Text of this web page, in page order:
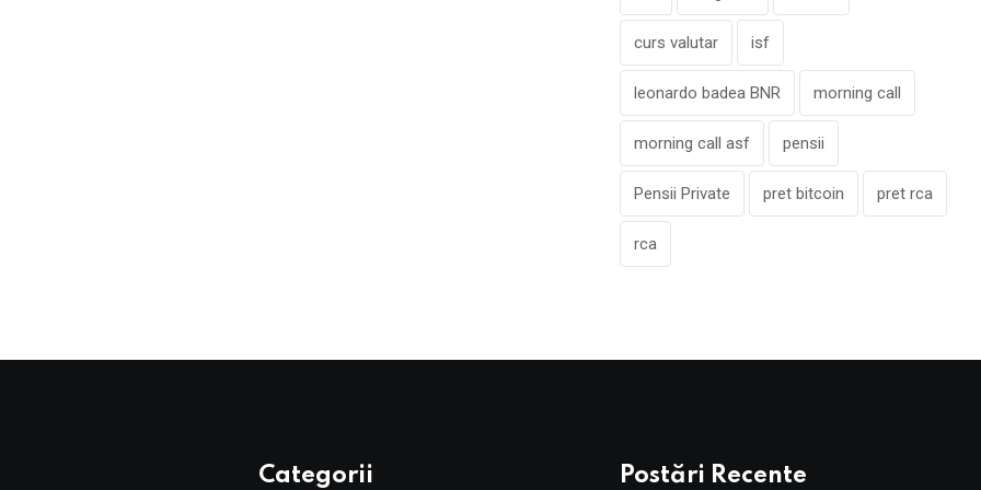
curs valutar isf
leonardo badea BNR morning call
morning call asf pensii
Pensii Private pret bitcoin pret rca
rca
Categorii Postări Recente